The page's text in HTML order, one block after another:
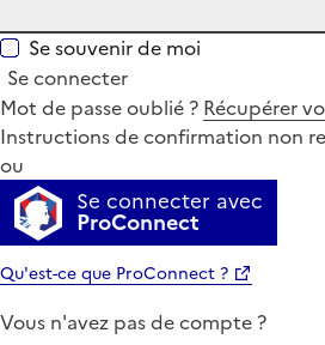
Se souvenir de moi
Se connecter
Mot de passe oublié ? Récupérer
Instructions de confirmation non
ou
Se connecter avec
ProConnect
Qu'est-ce que ProConnect ?
Vous n'avez pas de compte ?